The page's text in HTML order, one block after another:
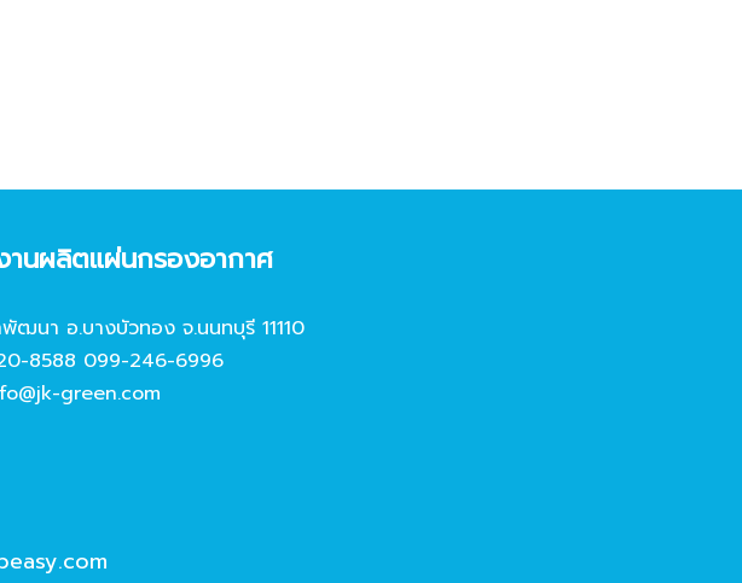
านผลิตแผ่นกรองอากาศ
นา อ.บางบัวทอง จ.นนทบุรี 11110
8588 099-246-6996
green.com